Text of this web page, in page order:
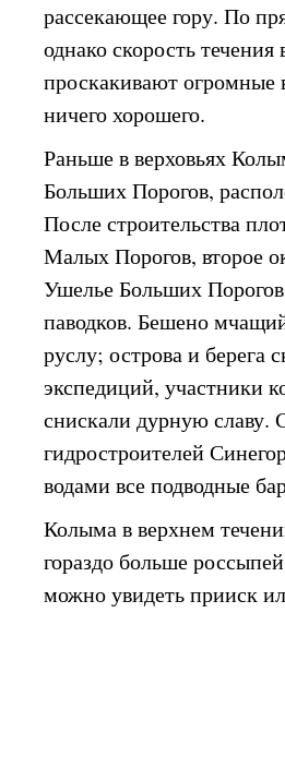
рассекающее гору. По
однако скорость
проскакивают огромные
ничего хорошего.
Раньше в верховьях
Больших Порогов,
После строительства
Малых Порогов, второе
Ушелье Больших
паводков. Бешено
руслу; острова и берега
экспедиций, участники
снискали дурную славу.
гидростроителей
водами все подводные
Колыма в верхнем
гораздо больше
можно увидеть прииск